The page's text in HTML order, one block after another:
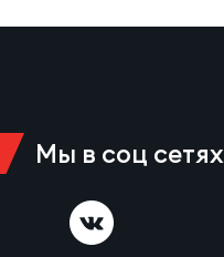
Мы в соц сетях